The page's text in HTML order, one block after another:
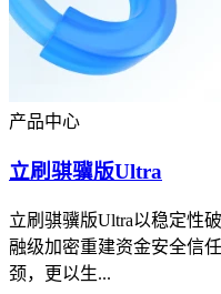
产品中心
立刷骐骥版Ultra
立刷骐骥版Ultra以稳定性
融级加密重建资金安全信
颈，更以生...